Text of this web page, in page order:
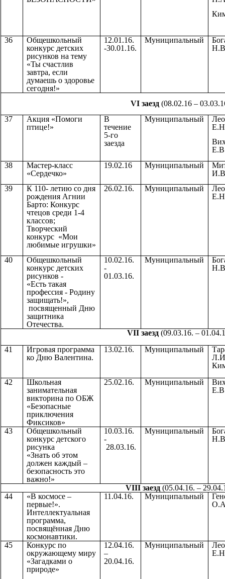
36
Общешкольный
конкурс детских
рисунков на тему
«Ты счастлив
завтра, если
думаешь о здоровье
сегодня!»
12.01.16.
-30.01.16.
Муниципальный
VI заезд(08.02.16 –
37
Акция «Помоги
птице!»
В
течение
5-го
заезда
Муниципальный
38
Мастер-класс
«Сердечко»
19.02.16 Муниципальный
39
К 110- летию со дня
рождения Агнии
Барто: Конкурс
чтецов среди 1-4
классов;
Творческий
конкурс «Мои
любимые игрушки»
26.02.16. Муниципальный
40
Общешкольный
конкурс детских
рисунков -
«Есть такая
профессия - Родину
защищать!»,
посвященный Дню
защитника
Отечества.
10.02.16.
-
01.03.16.
Муниципальный
VII заезд(09.03.16. –
41
Игровая программа
ко Дню Валентина.
13.02.16. Муниципальный
42
Школьная
занимательная
викторина по ОБЖ
«Безопасные
приключения
Фиксиков»
25.02.16. Муниципальный
43
Общешкольный
конкурс детского
рисунка
«Знать об этом
должен каждый –
безопасность это
важно!»
10.03.16.
-
28.03.16.
Муниципальный
VIII заезд(05.04.16. –
44
«В космосе –
первые!».
Интеллектуальная
программа,
посвящённая Дню
космонавтики.
11.04.16. Муниципальный
45
Конкурс по
окружающему миру
«Загадками о
природе»
12.04.16.
–
20.04.16.
Муниципальный